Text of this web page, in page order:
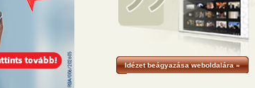
Idézet beágyazása weboldalára »